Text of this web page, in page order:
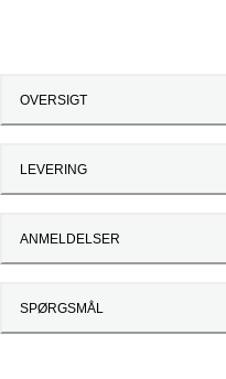
OVERSIGT
LEVERING
ANMELDELSER
SPØRGSMÅL